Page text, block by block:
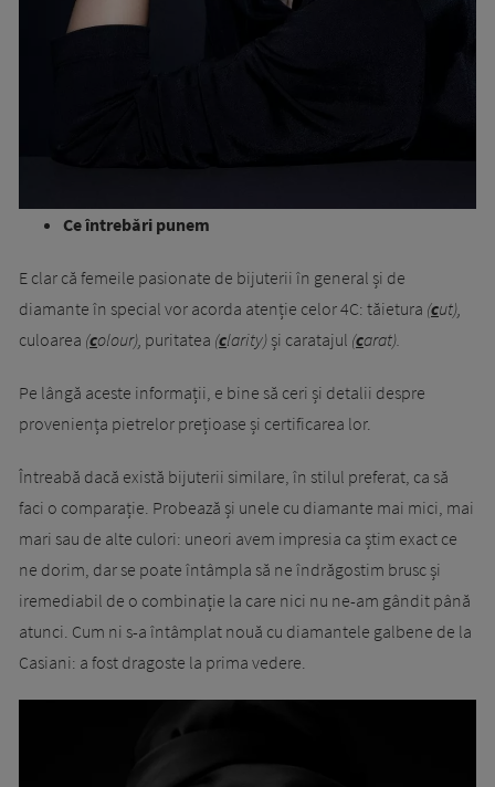
Ce întrebări punem
E clar că femeile pasionate de bijuterii în general și de
diamante în special vor acorda atenție celor 4C: tăietura (cut),
culoarea (colour), puritatea (clarity)și caratajul (carat).
Pe lângă aceste informații, e bine să ceri și detalii despre
proveniența pietrelor prețioase și certificarea lor.
Întreabă dacă există bijuterii similare, în stilul preferat, ca să
faci o comparație. Probează și unele cu diamante mai mici, mai
mari sau de alte culori: uneori avem impresia ca știm exact ce
ne dorim, dar se poate întâmpla să ne îndrăgostim brusc și
iremediabil de o combinație la care nici nu ne-am gândit până
atunci. Cum ni s-a întâmplat nouă cu diamantele galbene de la
Casiani: a fost dragoste la prima vedere.